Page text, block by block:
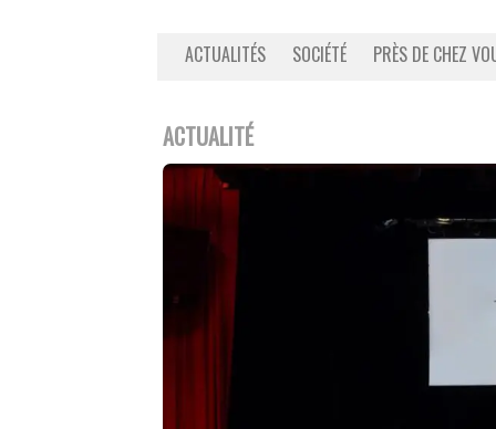
ACTUALITÉS SOCIÉTÉ PRÈS DE CHEZ
ACTUALITÉ